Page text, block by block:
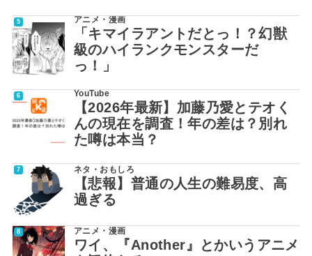
アニメ・漫画
「キマイラアントだとっ！？幻獣
級のハイランクモンスターだ
っ！」
YouTube
【2026年最新】加藤乃愛とテオく
んの現在を調査！年の差は？別れ
た噂は本当？
ネタ・おもしろ
【悲報】普通の人生の難易度、高
過ぎる
アニメ・漫画
ワイ、『Another』とかいうアニメ